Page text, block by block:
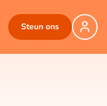
Steun ons